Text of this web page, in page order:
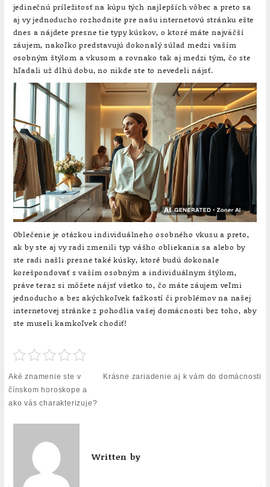
jedinečnú príležitosť na kúpu tých najlepších vôbec a preto sa
aj vy jednoducho rozhodnite pre našu internetovú stránku ešte
dnes a nájdete presne tie typy kúskov, o ktoré máte najväčší
záujem, nakoľko predstavujú dokonalý súlad medzi vaším
osobným štýlom a vkusom a rovnako tak aj medzi tým, čo ste
hľadali už dlhú dobu, no nikde ste to nevedeli nájsť.
Oblečenie je otázkou individuálneho osobného vkusu a preto,
ak by ste aj vy radi zmenili typ vášho obliekania sa alebo by
ste radi našli presne také kúsky, ktoré budú dokonale
korešpondovať s vaším osobným a individuálnym štýlom,
práve teraz si môžete nájsť všetko to, čo máte záujem veľmi
jednoducho a bez akýchkoľvek ťažkostí či problémov na našej
internetovej stránke z pohodlia vašej domácnosti bez toho, aby
ste museli kamkoľvek chodiť!
Navigace
pro
příspěvek
Aké znamenie ste v
čínskom horoskope a
ako vás charakterizuje?
Krásne zariadenie aj k vám do domácnosti
Written by